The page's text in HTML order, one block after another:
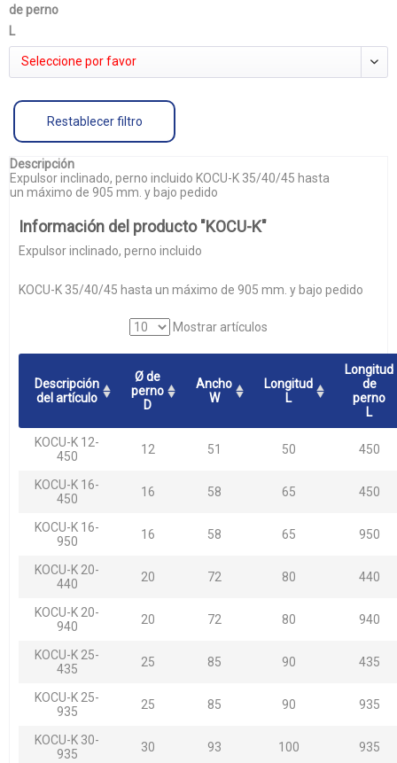
de perno
L
Seleccione por favor
Restablecer filtro
Descripción
Expulsor inclinado, perno incluido KOCU-K 35/40/45 hasta
un máximo de 905 mm. y bajo pedido
Información del producto "KOCU-K"
Expulsor inclinado, perno incluido
KOCU-K 35/40/45 hasta un máximo de 905 mm. y bajo pedido
Mostrar artículos
Descripción
del artículo
Ø de
perno
D
Ancho
W
Longitud
L
Longitud
de
perno
L
KOCU-K 12-
450
12 51 50 450
KOCU-K 16-
450
16 58 65 450
KOCU-K 16-
950
16 58 65 950
KOCU-K 20-
440
20 72 80 440
KOCU-K 20-
940
20 72 80 940
KOCU-K 25-
435
25 85 90 435
KOCU-K 25-
935
25 85 90 935
KOCU-K 30-
935
30 93 100 935